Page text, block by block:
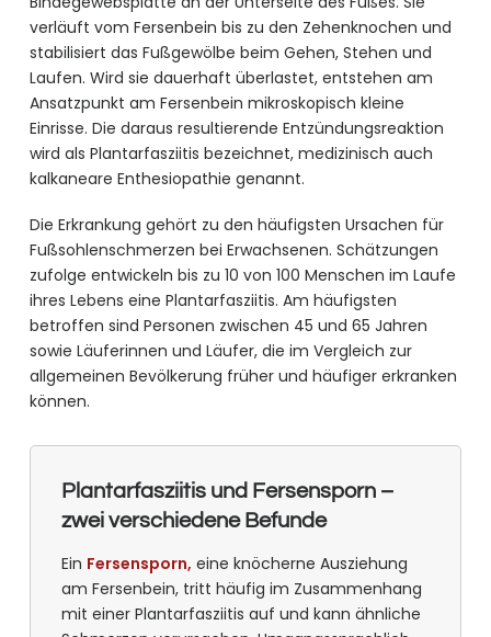
verläuft vom Fersenbein bis zu den Zehenknochen und
stabilisiert das Fußgewölbe beim Gehen, Stehen und
Laufen. Wird sie dauerhaft überlastet, entstehen am
Ansatzpunkt am Fersenbein mikroskopisch kleine
Einrisse. Die daraus resultierende Entzündungsreaktion
wird als Plantarfasziitis bezeichnet, medizinisch auch
kalkaneare Enthesiopathie genannt.
Die Erkrankung gehört zu den häufigsten Ursachen für
Fußsohlenschmerzen bei Erwachsenen. Schätzungen
zufolge entwickeln bis zu 10 von 100 Menschen im Laufe
ihres Lebens eine Plantarfasziitis. Am häufigsten
betroffen sind Personen zwischen 45 und 65 Jahren
sowie Läuferinnen und Läufer, die im Vergleich zur
allgemeinen Bevölkerung früher und häufiger erkranken
können.
Plantarfasziitis und Fersensporn –
zwei verschiedene Befunde
Ein Fersensporn, eine knöcherne Ausziehung
am Fersenbein, tritt häufig im Zusammenhang
mit einer Plantarfasziitis auf und kann ähnliche